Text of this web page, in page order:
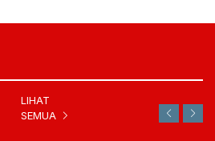
LIHAT
SEMUA